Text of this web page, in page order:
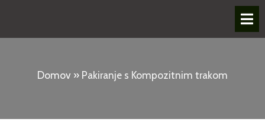
Domov » Pakiranje s Kompozitnim trakom